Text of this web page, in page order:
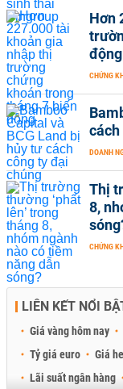
Hơn
động
CHỨNG
cách
DOANH
Thị
8,
CHỨNG
LIÊN KẾT NỔI
Giá vàng hôm nay
Tỷ giá euro
Giá
Lãi suất ngân hàng